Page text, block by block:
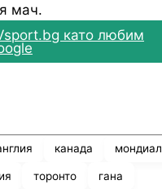
мач.
като любим
канада мондиал
торонто гана